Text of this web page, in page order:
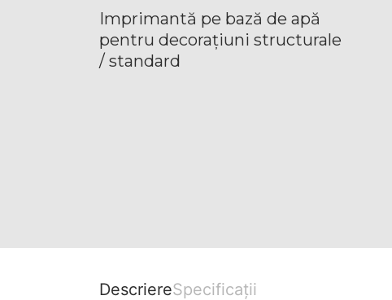
Imprimantă pe bază de apă
pentru decorațiuni structurale
/ standard
DescriereSpecificații